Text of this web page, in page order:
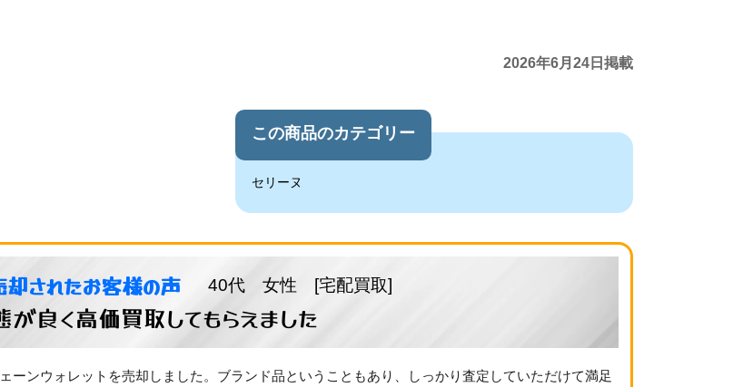
2026年6月24日掲載
この商品のカテゴリー
セリーヌ
却されたお客様の声 40代 女性 [宅配買取]
が良く高価買取してもらえました
ーンウォレットを売却しました。ブランド品ということもあり、しっかり査定していただけて満足